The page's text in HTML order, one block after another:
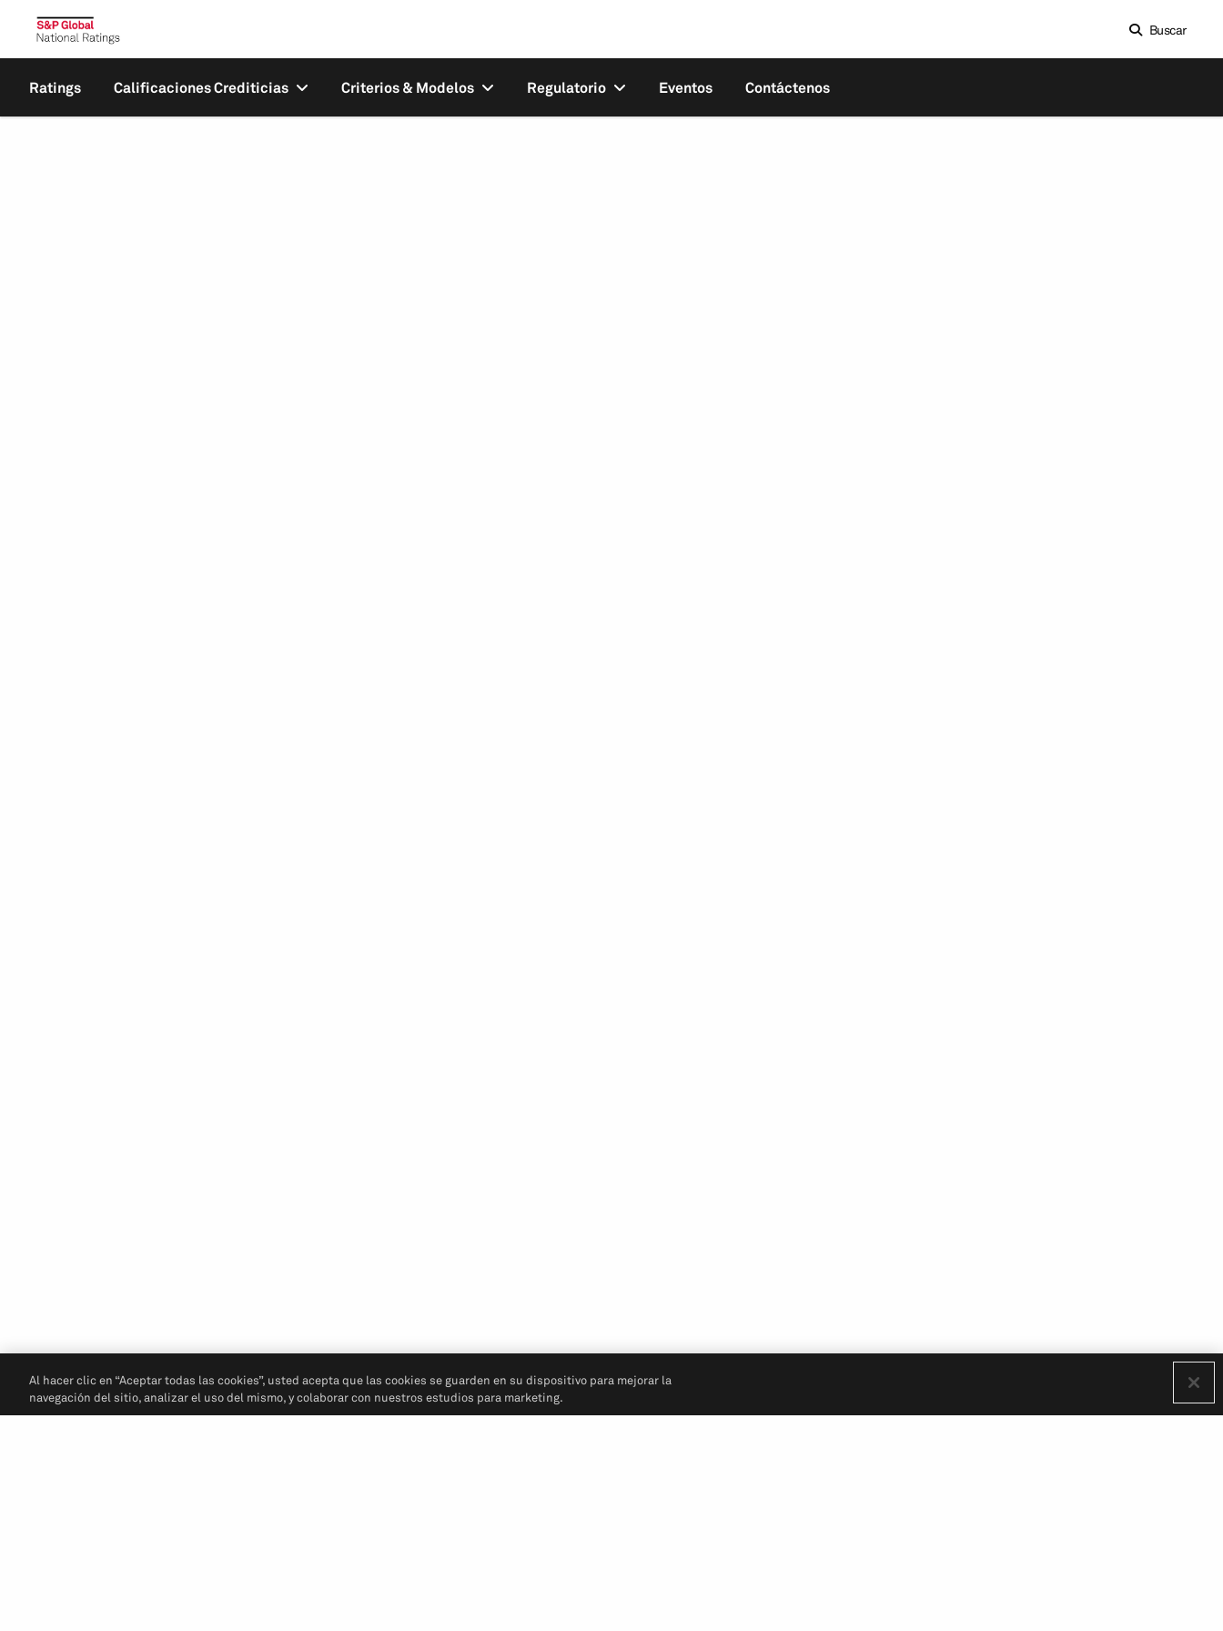
Buscar
Ratings Calificaciones Crediticias Criterios & Modelos Regulatorio Eventos Contáctenos
Al hacer clic en “Aceptar todas las cookies”, usted acepta que las cookies se guarden en su dispositivo para mejorar la
navegación del sitio, analizar el uso del mismo, y colaborar con nuestros estudios para marketing.